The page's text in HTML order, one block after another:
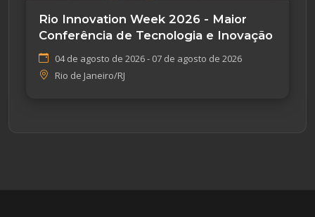
Rio Innovation Week 2026 - Maior
Conferência de Tecnologia e Inovação
04 de agosto de 2026 - 07 de agosto de 2026
Rio de Janeiro/RJ